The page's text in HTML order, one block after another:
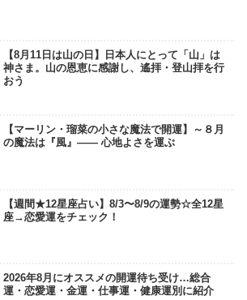
【8月11日は山の日】日本人にとって「山」は
神さま。山の恩恵に感謝し、遙拝・登山拝を行
おう
【マーリン・瑠菜の小さな魔法で開運】～８月
の魔法は『風』―― 心地よさを運ぶ
【週間★12星座占い】8/3〜8/9の運勢☆全12星
座→恋愛運をチェック！
2026年8月にオススメの開運待ち受け…総合
運・恋愛運・金運・仕事運・健康運別に紹介